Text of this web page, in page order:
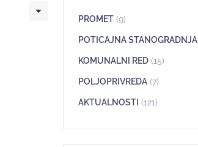
PROMET (9)
POTICAJNA STANOGRADNJA
KOMUNALNI RED (15)
POLJOPRIVREDA (7)
AKTUALNOSTI (121)